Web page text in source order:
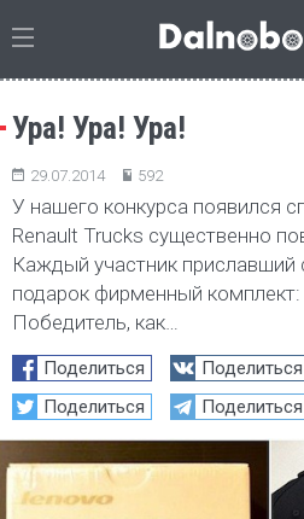
Ура! Ура! Ура!
29.07.2014 592
У нашего конкурса появился
Renault Trucks существенно
Каждый участник приславший
подарок фирменный
Победитель, как…
Поделиться Поделиться
Поделиться
Поделиться